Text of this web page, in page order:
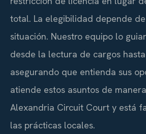
total. La elegibilidad depende
situación. Nuestro equipo lo
desde la lectura de cargos
asegurando que entienda sus
atiende estos asuntos de
Alexandria Circuit Court y está
las prácticas locales.